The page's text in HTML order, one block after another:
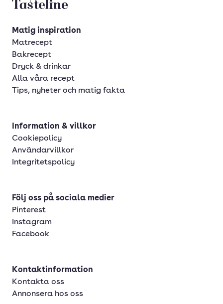
Tasteline startsida
Matig inspiration
Matrecept
Bakrecept
Dryck & drinkar
Alla våra recept
Tips, nyheter och matig fakta
Information & villkor
Cookiepolicy
Användarvillkor
Integritetspolicy
Följ oss på sociala medier
Pinterest
Instagram
Facebook
Kontaktinformation
Kontakta oss
Annonsera hos oss